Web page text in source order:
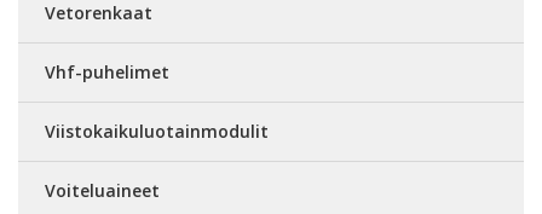
Vetorenkaat
Vhf-puhelimet
Viistokaikuluotainmodulit
Voiteluaineet